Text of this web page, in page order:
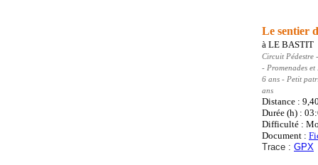
Le sentier
à LE BASTIT
Circuit Pédestre
- Promenades et
6 ans - Petit
ans
Distance :
Durée (h) :
Difficulté :
Document :
Trace : GPX